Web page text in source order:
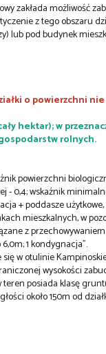
zakłada możliwość
z tego obszaru
lub pod budynek
o powierzchni
hektar); w
rolnych.
powierzchni
- 0,4; wskaźnik
+ poddasze
mieszkalnych, w
z
1 kondygnacja".
w otulinie
wysokości
posiada klasę
około 150m od